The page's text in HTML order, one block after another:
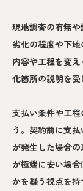
現地調査の有無や
劣化の程度や下
内容や工程を変
化箇所の説明を受
支払い条件や工
う。契約前に支
が発生した場合
が極端に安い場
かを疑う視点を持